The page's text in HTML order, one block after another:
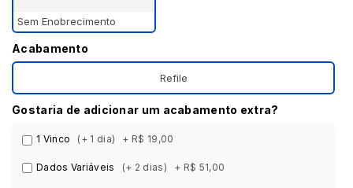
Sem Enobrecimento
Acabamento
Refile
Gostaria de adicionar um acabamento extra?
1 Vinco (+ 1 dia) + R$ 19,00
Dados Variáveis (+ 2 dias) + R$ 51,00